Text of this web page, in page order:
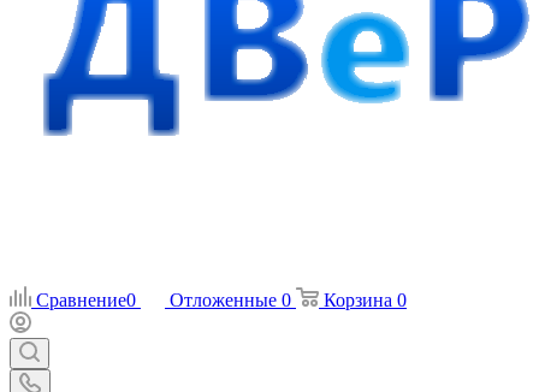
Сравнение0 Отложенные 0 Корзина 0